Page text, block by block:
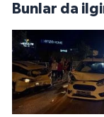
Bunlar da